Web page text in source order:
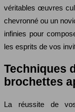
véritables œuvres
chevronné ou un
infinies pour
les esprits de vos
Techniques
brochettes
La réussite de